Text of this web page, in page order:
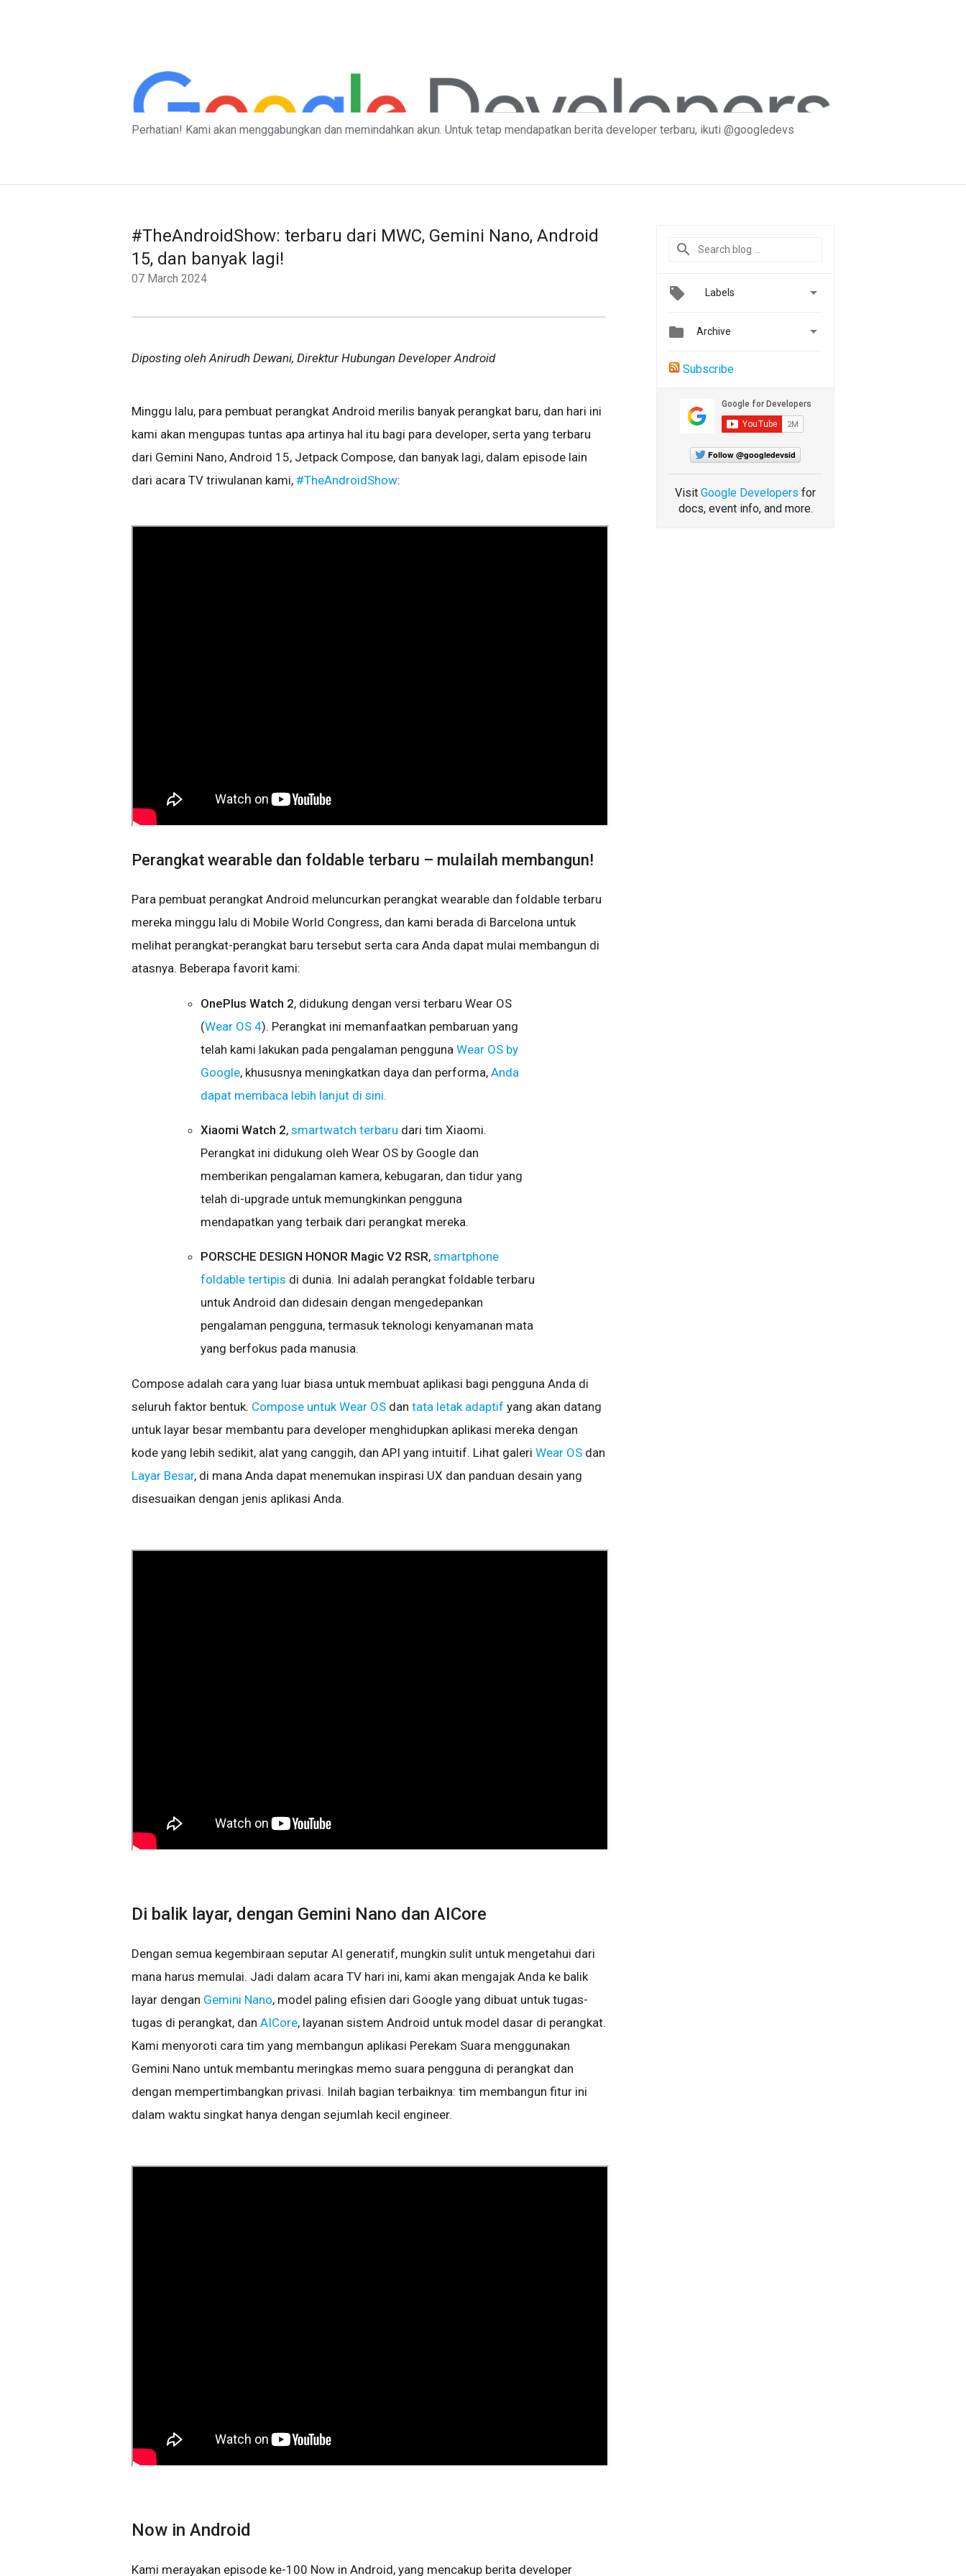
Perhatian! Kami akan menggabungkan dan memindahkan akun. Untuk tetap mendapatkan berita developer terbaru, ikuti @googledevs
#TheAndroidShow: terbaru dari MWC, Gemini Nano, Android
15, dan banyak lagi!
07 March 2024
Diposting oleh Anirudh Dewani, Direktur Hubungan Developer Android
Minggu lalu, para pembuat perangkat Android merilis banyak perangkat baru, dan hari ini
kami akan mengupas tuntas apa artinya hal itu bagi para developer, serta yang terbaru
dari Gemini Nano, Android 15, Jetpack Compose, dan banyak lagi, dalam episode lain
dari acara TV triwulanan kami, #TheAndroidShow:
Perangkat wearable dan foldable terbaru – mulailah membangun!
Para pembuat perangkat Android meluncurkan perangkat wearable dan foldable terbaru
mereka minggu lalu di Mobile World Congress, dan kami berada di Barcelona untuk
melihat perangkat-perangkat baru tersebut serta cara Anda dapat mulai membangun di
atasnya. Beberapa favorit kami:
OnePlus Watch 2, didukung dengan versi terbaru Wear OS
(Wear OS 4). Perangkat ini memanfaatkan pembaruan yang
telah kami lakukan pada pengalaman pengguna Wear OS by
Google, khususnya meningkatkan daya dan performa, Anda
dapat membaca lebih lanjut di sini.
Xiaomi Watch 2, smartwatch terbaru dari tim Xiaomi.
Perangkat ini didukung oleh Wear OS by Google dan
memberikan pengalaman kamera, kebugaran, dan tidur yang
telah di-upgrade untuk memungkinkan pengguna
mendapatkan yang terbaik dari perangkat mereka.
PORSCHE DESIGN HONOR Magic V2 RSR, smartphone
foldable tertipis di dunia. Ini adalah perangkat foldable terbaru
untuk Android dan didesain dengan mengedepankan
pengalaman pengguna, termasuk teknologi kenyamanan mata
yang berfokus pada manusia.
Compose adalah cara yang luar biasa untuk membuat aplikasi bagi pengguna Anda di
seluruh faktor bentuk. Compose untuk Wear OS dan tata letak adaptif yang akan datang
untuk layar besar membantu para developer menghidupkan aplikasi mereka dengan
kode yang lebih sedikit, alat yang canggih, dan API yang intuitif. Lihat galeri Wear OS dan
Layar Besar, di mana Anda dapat menemukan inspirasi UX dan panduan desain yang
disesuaikan dengan jenis aplikasi Anda.
Di balik layar, dengan Gemini Nano dan AICore
Dengan semua kegembiraan seputar AI generatif, mungkin sulit untuk mengetahui dari
mana harus memulai. Jadi dalam acara TV hari ini, kami akan mengajak Anda ke balik
layar dengan Gemini Nano, model paling efisien dari Google yang dibuat untuk tugas-
tugas di perangkat, dan AICore, layanan sistem Android untuk model dasar di perangkat.
Kami menyoroti cara tim yang membangun aplikasi Perekam Suara menggunakan
Gemini Nano untuk membantu meringkas memo suara pengguna di perangkat dan
dengan mempertimbangkan privasi. Inilah bagian terbaiknya: tim membangun fitur ini
dalam waktu singkat hanya dengan sejumlah kecil engineer.
Now in Android
Kami merayakan episode ke-100 Now in Android, yang mencakup berita developer
Labels 
 Archive 
Subscribe
Follow @googledevsid
Visit Google Developers for
docs, event info, and more.